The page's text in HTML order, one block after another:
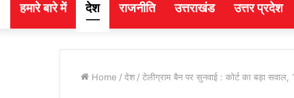
हमारे बारे में देश राजनीति उत्तराखंड उत्तर प्रदेश
Home / देश / टेलीग्राम बैन पर सुनवाई : कोर्ट का बड़ा